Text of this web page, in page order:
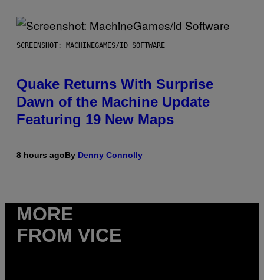
SCREENSHOT: MACHINEGAMES/ID SOFTWARE
Quake Returns With Surprise
Dawn of the Machine Update
Featuring 19 New Maps
8 hours agoBy Denny Connolly
MORE
FROM VICE